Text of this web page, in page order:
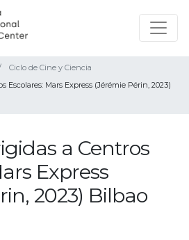
Ciclo de Cine y Ciencia
Escolares: Mars Express (Jérémie Périn, 2023)
a Centros
Express
2023) Bilbao